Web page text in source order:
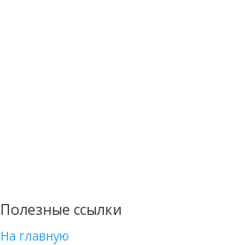
Полезные ссылки
На главную